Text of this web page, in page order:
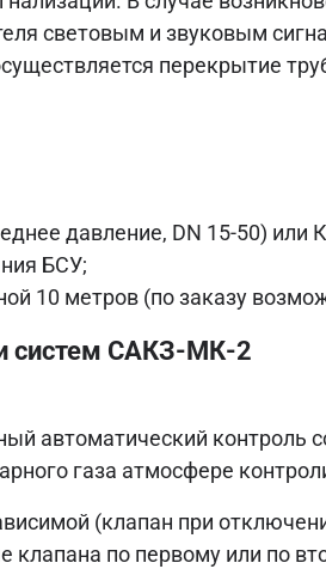
световым и звуковым
перекрытие
давление, DN 15-50)
БСУ;
10 метров (по заказу
систем САКЗ-МК-2
автоматический контроль
газа атмосфере
(клапан при
клапана по первому или по